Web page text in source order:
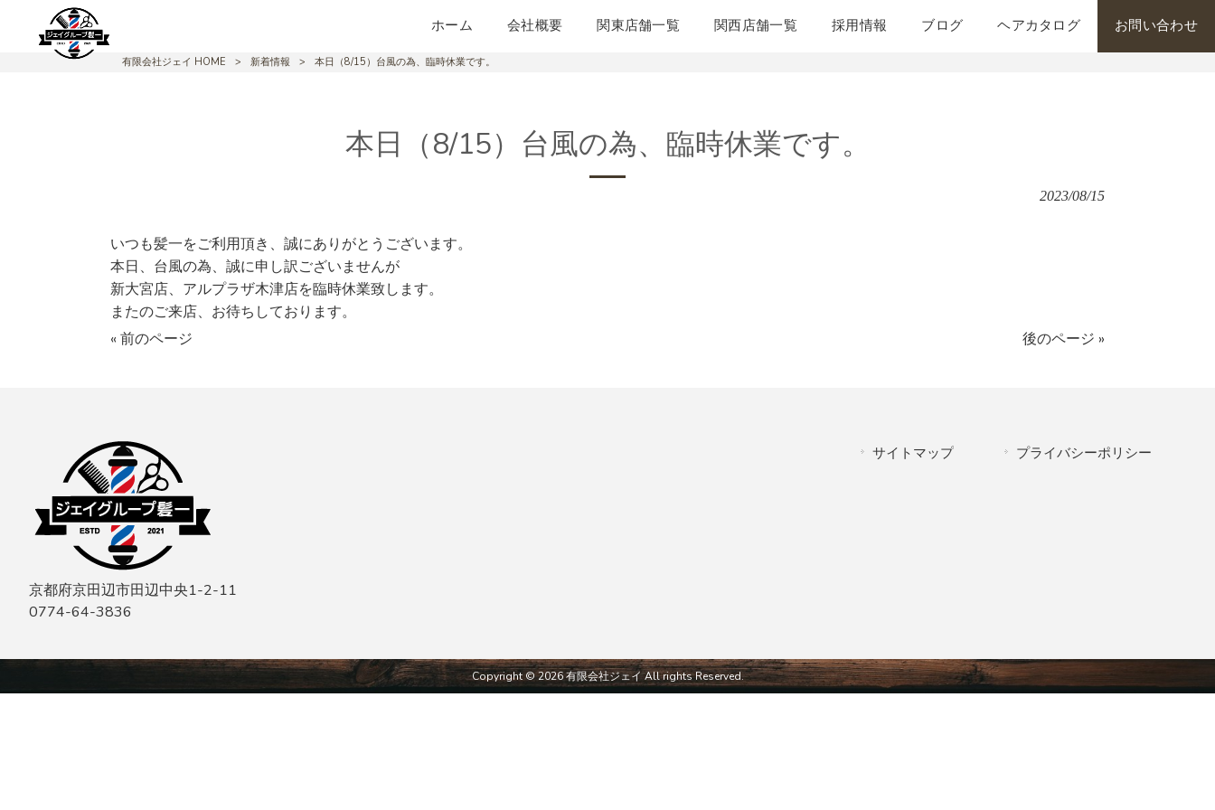
ホーム 会社概要 関東店舗一覧 関西店舗一覧 採用情報 ブログ ヘアカタログ お問い合わせ
有限会社ジェイ HOME > 新着情報 > 本日（8/15）台風の為、臨時休業です。
本日（8/15）台風の為、臨時休業です。
2023/08/15
いつも髪一をご利用頂き、誠にありがとうございます。
本日、台風の為、誠に申し訳ございませんが
新大宮店、アルプラザ木津店を臨時休業致します。
またのご来店、お待ちしております。
« 前のページ
後のページ »
サイトマップ プライバシーポリシー
京都府京田辺市田辺中央1-2-11
0774-64-3836
Copyright © 2026 有限会社ジェイ All rights Reserved.